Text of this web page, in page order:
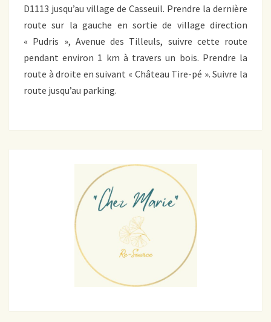
D1113 jusqu’au village de Casseuil. Prendre la dernière
route sur la gauche en sortie de village direction
« Pudris », Avenue des Tilleuls, suivre cette route
pendant environ 1 km à travers un bois. Prendre la
route à droite en suivant « Château Tire-pé ». Suivre la
route jusqu’au parking.